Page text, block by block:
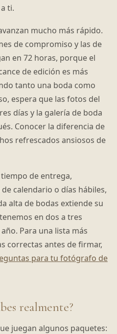
ti.
mucho más rápido.
de compromiso y las de
en 72 horas, porque el
de edición es más
tanto una boda como
espera que las fotos del
días y la galería de boda
Conocer la diferencia de
refrescados ansiosos de
de entrega,
calendario o días hábiles,
alta de bodas extiende su
en dos a tres
Para una lista más
correctas antes de firmar,
para tu fotógrafo de
realmente?
juegan algunos paquetes: